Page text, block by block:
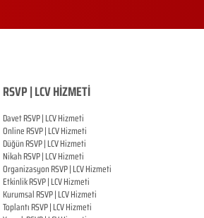
RSVP | LCV HİZMETİ
Davet RSVP | LCV Hizmeti
OnlineRSVP |LCV Hizmeti
DüğünRSVP |LCV Hizmeti
NikahRSVP |LCV Hizmeti
OrganizasyonRSVP |LCV Hizmeti
EtkinlikRSVP |LCV Hizmeti
KurumsalRSVP |LCV Hizmeti
ToplantıRSVP |LCV Hizmeti